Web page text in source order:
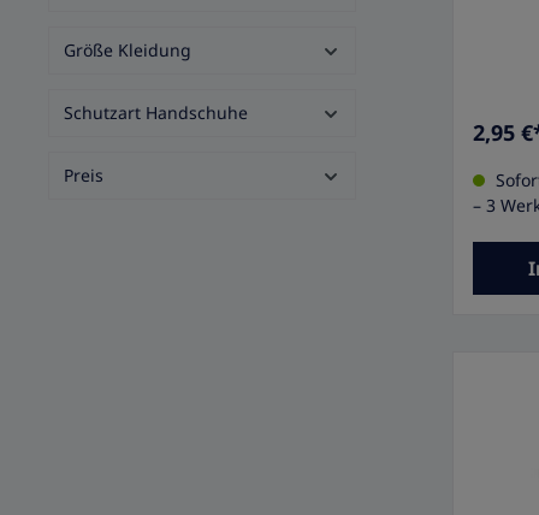
Größe Kleidung
Schutzart Handschuhe
Preis
Effekt•
Farbe:
Stück
2,95
– 3